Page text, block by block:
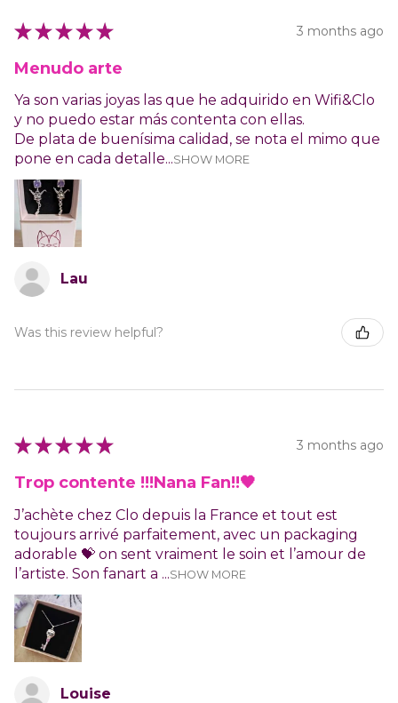
★ ★ ★ ★ ★ 3 months ago
Menudo arte
Ya son varias joyas las que he adquirido en Wifi&Clo
y no puedo estar más contenta con ellas.
De plata de buenísima calidad, se nota el mimo que
pone en cada detalle...SHOW MORE
Lau
Was this review helpful?
★ ★ ★ ★ ★ 3 months ago
Trop contente !!!Nana Fan!!🖤
J’achète chez Clo depuis la France et tout est
toujours arrivé parfaitement, avec un packaging
adorable 💝 on sent vraiment le soin et l’amour de
l’artiste. Son fanart a ...SHOW MORE
Louise